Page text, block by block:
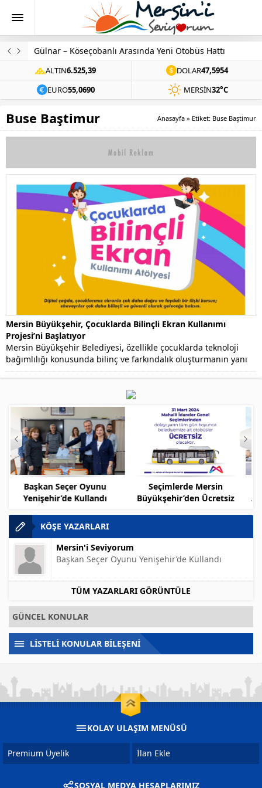
Gülnar – Köseçobanlı Arasında Yeni Otobüs Hattı
ALTIN6.525,39 DOLAR47,5954
EURO55,0690 MERSIN32°C
Buse Baştimur Anasayfa » Etiket: Buse Baştimur
Mersin Büyükşehir, Çocuklarda Bilinçli Ekran Kullanımı
Projesi’ni Başlatıyor
Mersin Büyükşehir Belediyesi, özellikle çocuklarda teknoloji
bağımlılığı konusunda bilinç ve farkındalık oluşturmanın yanı
sıra tedavi planlamak...
Seçimlerde Mersin
Büyükşehir’den Ücretsiz
Gülnar – Köseçobanlı
Arasında Yeni Otobüs Hattı
KÖŞE YAZARLARI
Mersin'i Seviyorum
Başkan Seçer Oyunu Yenişehir’de Kullandı
TÜM YAZARLARI GÖRÜNTÜLE
GÜNCEL KONULAR
LİSTELİ KONULAR BİLEŞENİ
KOLAY ULAŞIM MENÜSÜ
Premium Üyelik İlan Ekle
SOSYAL MEDYA HESAPLARIMIZ